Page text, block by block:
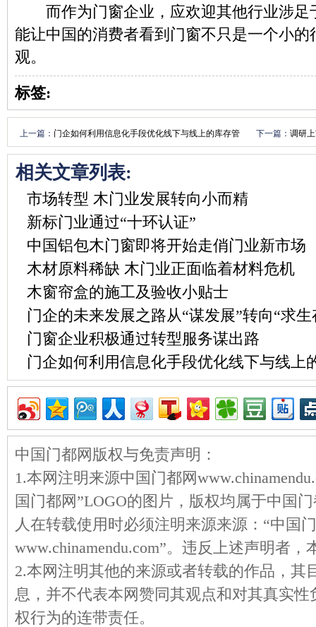
而作为门窗企业，应欢迎其他行业涉足
能让中国的消费者看到门窗不只是一个小
观。
标签:
上一篇： 门企如何利用信息化手段优化线下与线上的库存管
下一篇： 调研
相关文章列表:
市场转型 木门业发展转向小而精
新标门业通过“十环认证”
中国铝包木门窗即将开始走俏门业新市场
木材原料稀缺 木门业正面临着材料危机
木窗帘盒的施工及验收小贴士
门企的未来发展之路从“谋发展”转向“求生
门窗企业积极通过转型服务谋出路
门企如何利用信息化手段优化线下与线上
中国门都网版权与免责声明：
1.本网注明来源中国门都网
国门都网”LOGO的图片，版权均属于中国
人在转载使用时必须注明来源来源：“中国
www.chinamendu.com”。违反上述声明者
2.本网注明其他的来源或者转载的作品，其
息，并不代表本网赞同其观点和对其真实
权行为的连带责任。